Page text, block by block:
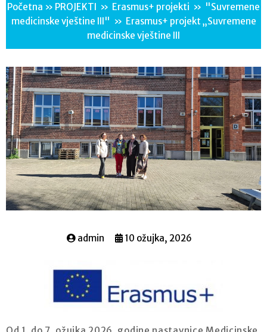
Početna » PROJEKTI » Erasmus+ projekti » "Suvremene
medicinske vještine III" » Erasmus+ projekt „Suvremene
medicinske vještine III
admin 10 ožujka, 2026